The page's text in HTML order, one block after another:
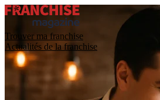
Trouver ma franchise
Actualités de la franchise